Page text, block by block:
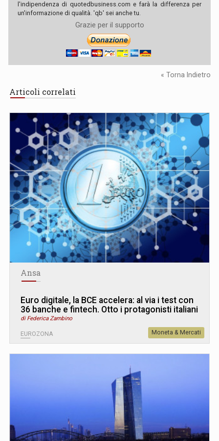
l'indipendenza di quotedbusiness.com e farà la differenza per
un'informazione di qualità. 'qb' sei anche tu.
Grazie per il supporto
« Torna Indietro
Articoli correlati
Ansa
Euro digitale, la BCE accelera: al via i test con
36 banche e fintech. Otto i protagonisti italiani
di Federica Zambino
EUROZONA Moneta & Mercati